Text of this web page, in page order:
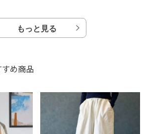
もっと見る
め商品